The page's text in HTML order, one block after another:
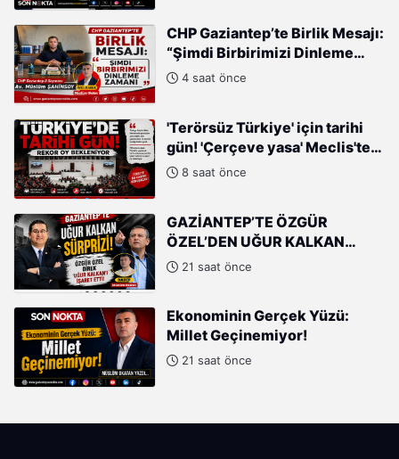
CHP Gaziantep’te Birlik Mesajı:
“Şimdi Birbirimizi Dinleme
Zamanı”
4 saat önce
'Terörsüz Türkiye' için tarihi
gün! 'Çerçeve yasa' Meclis'te
oylanacak
8 saat önce
GAZİANTEP’TE ÖZGÜR
ÖZEL’DEN UĞUR KALKAN
HAMLESİ!
21 saat önce
Ekonominin Gerçek Yüzü:
Millet Geçinemiyor!
21 saat önce